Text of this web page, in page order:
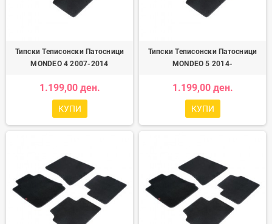
Типски Теписонски Патосници
MONDEO 4 2007-2014
1.199,00 ден.
КУПИ
Типски Теписонски Патосници
MONDEO 5 2014-
1.199,00 ден.
КУПИ